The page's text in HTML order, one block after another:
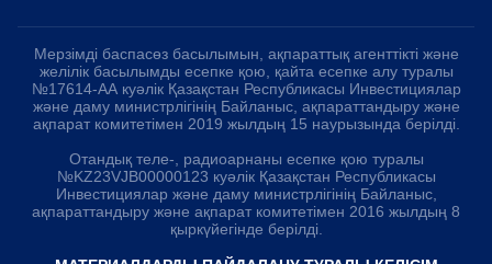
Мерзімді баспасөз басылымын, ақпараттық агенттікті және
желілік басылымды есепке қою, қайта есепке алу туралы
№17614-АА куәлік Қазақстан Республикасы Инвестициялар
және даму министрлігінің Байланыс, ақпараттандыру және
ақпарат комитетімен 2019 жылдың 15 наурызында берілді.
Отандық теле-, радиоарнаны есепке қою туралы
№KZ23VJB00000123 куәлік Қазақстан Республикасы
Инвестициялар және даму министрлігінің Байланыс,
ақпараттандыру және ақпарат комитетімен 2016 жылдың 8
қыркүйегінде берілді.